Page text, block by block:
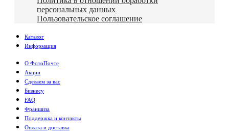
персональных данных
Пользовательское соглашение
Каталог
Информация
О ФотоПочте
Акции
Сделаем за вас
Бизнесу
FAQ
Франшиза
Поддержка и контакты
Оплата и доставка